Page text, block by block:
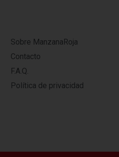
Sobre ManzanaRoja
Contacto
F.A.Q.
Política de privacidad